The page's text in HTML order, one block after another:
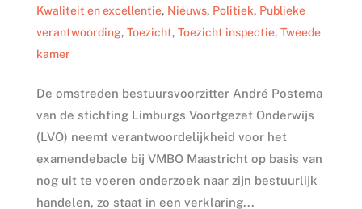
Kwaliteit en excellentie, Nieuws, Politiek, Publieke
verantwoording, Toezicht, Toezicht inspectie, Tweede
kamer
De omstreden bestuursvoorzitter André Postema
van de stichting Limburgs Voortgezet Onderwijs
(LVO) neemt verantwoordelijkheid voor het
examendebacle bij VMBO Maastricht op basis van
nog uit te voeren onderzoek naar zijn bestuurlijk
handelen, zo staat in een verklaring...